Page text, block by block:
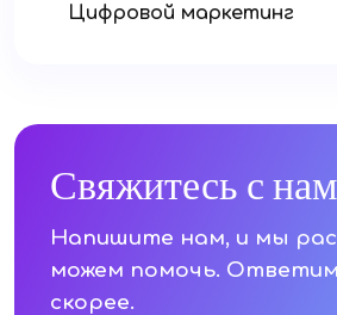
Цифровой маркетинг
Свяжитесь с
Напишите нам, и мы
можем помочь.
скорее.